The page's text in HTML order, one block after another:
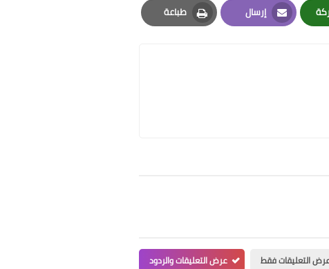
إرسال
Email
طباعة
Print
التعليقات فقط عرض التعليقات والردود